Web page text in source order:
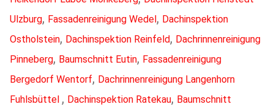
Ulzburg, Fassadenreinigung Wedel, Dachinspektion
Ostholstein, Dachinspektion Reinfeld, Dachrinnenreinigung
Pinneberg, Baumschnitt Eutin, Fassadenreinigung
Bergedorf Wentorf, Dachrinnenreinigung Langenhorn
Fuhlsbüttel , Dachinspektion Ratekau, Baumschnitt